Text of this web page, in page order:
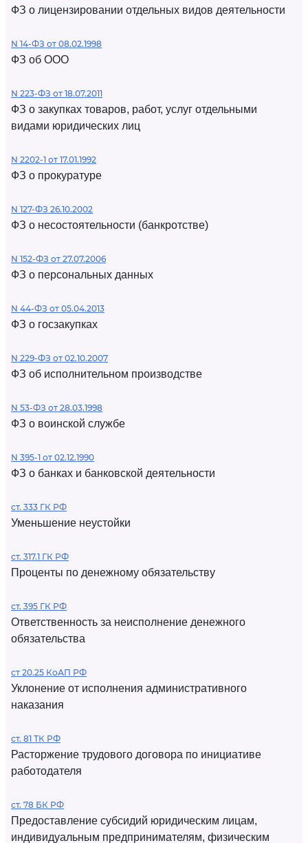
ФЗ о лицензировании отдельных видов деятельности
N 14-ФЗ от 08.02.1998
ФЗ об ООО
N 223-ФЗ от 18.07.2011
ФЗ о закупках товаров, работ, услуг отдельными
видами юридических лиц
N 2202-1 от 17.01.1992
ФЗ о прокуратуре
N 127-ФЗ 26.10.2002
ФЗ о несостоятельности (банкротстве)
N 152-ФЗ от 27.07.2006
ФЗ о персональных данных
N 44-ФЗ от 05.04.2013
ФЗ о госзакупках
N 229-ФЗ от 02.10.2007
ФЗ об исполнительном производстве
N 53-ФЗ от 28.03.1998
ФЗ о воинской службе
N 395-1 от 02.12.1990
ФЗ о банках и банковской деятельности
ст. 333 ГК РФ
Уменьшение неустойки
ст. 317.1 ГК РФ
Проценты по денежному обязательству
ст. 395 ГК РФ
Ответственность за неисполнение денежного
обязательства
ст 20.25 КоАП РФ
Уклонение от исполнения административного
наказания
ст. 81 ТК РФ
Расторжение трудового договора по инициативе
работодателя
ст. 78 БК РФ
Предоставление субсидий юридическим лицам,
индивидуальным предпринимателям, физическим